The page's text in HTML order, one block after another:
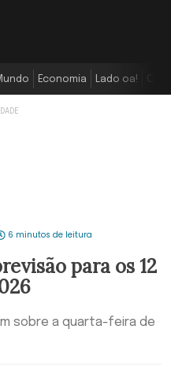
Economia Lado oa!
6 minutos de leitura
para os 12
sobre a quarta-feira de